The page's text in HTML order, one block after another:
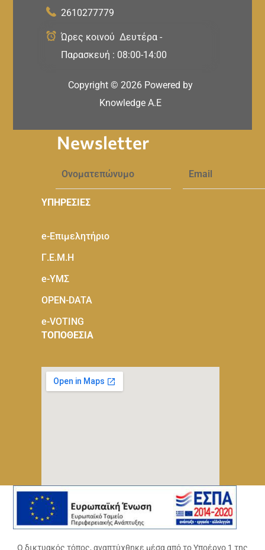
2610277779
Ώρες κοινού Δευτέρα -
Παρασκευή : 08:00-14:00
Copyright © 2026 Powered by
Knowledge A.E
Newsletter
ΥΠΗΡΕΣΙΕΣ
e-Eπιμελητήριο
Γ.Ε.Μ.Η
e-ΥΜΣ
OPEN-DATA
e-VOTING
ΤΟΠΟΘΕΣΙΑ
Ο δικτυακός τόπος, αναπτύχθηκε μέσα από το Υποέργο 1 της